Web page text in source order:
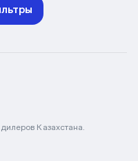
Казахстана.